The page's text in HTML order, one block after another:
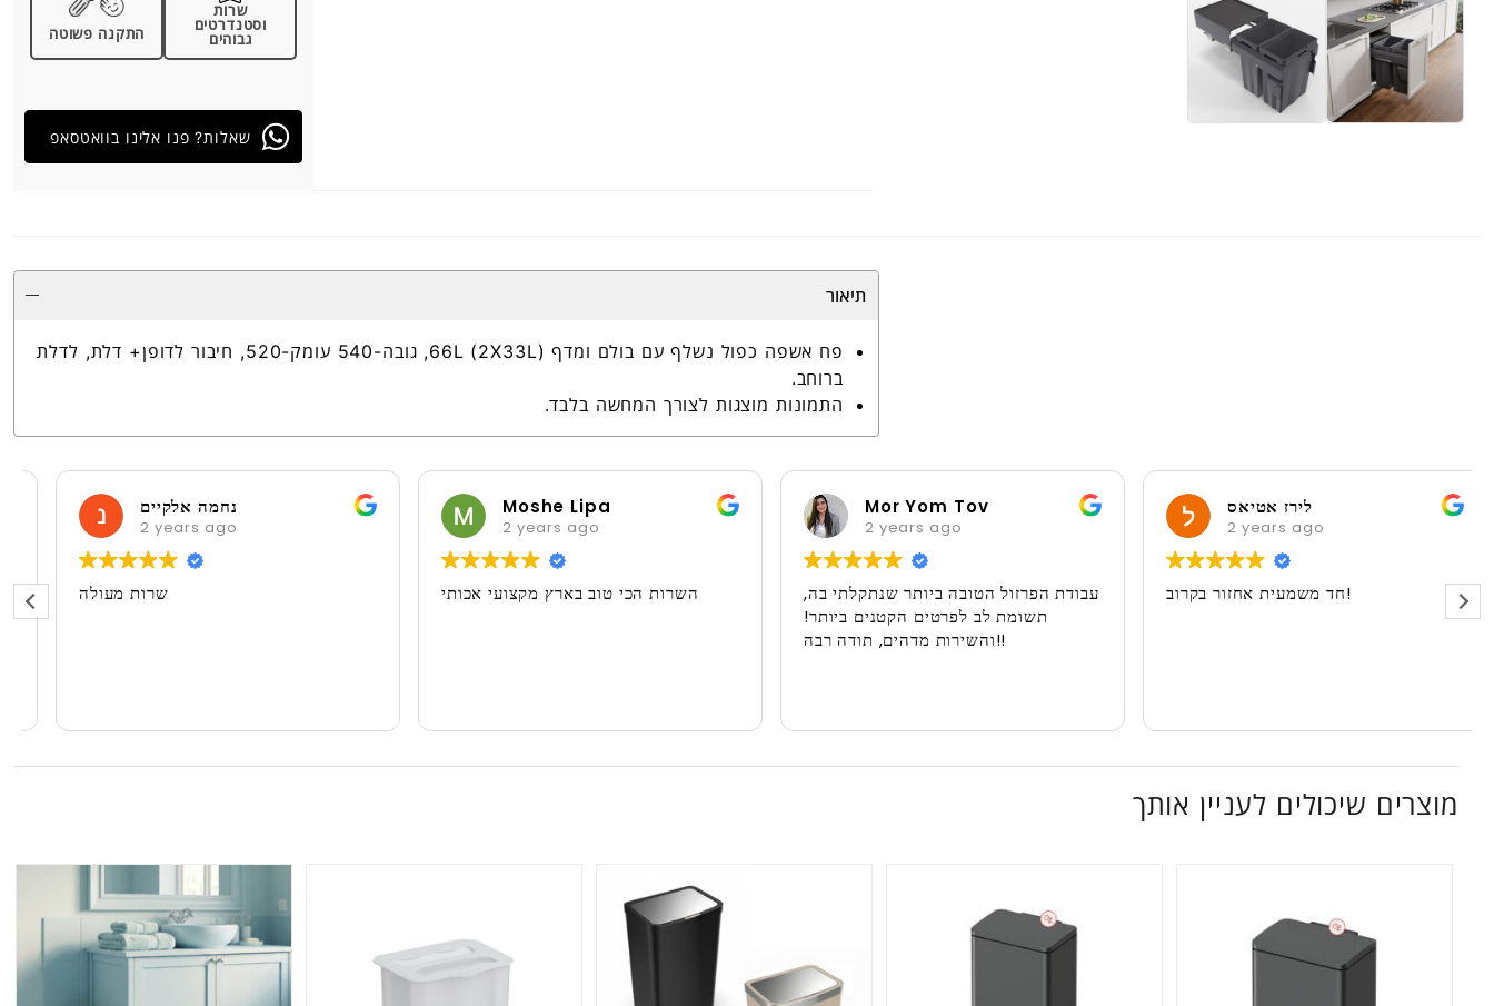
שרות
וסטנדרטים
גבוהים
התקנה פשוטה
שאלות? פנו אלינו בוואטסאפ
תיאור
פח אשפה כפול נשלף עם בולם ומדף 66L (2X33L), גובה-540 עומק-520, חיבור לדופן+ דלת, לדלת
ברוחב.
התמונות מוצגות לצורך המחשה בלבד.
נחמה אלקיים
2 years ago
שרות מעולה
Moshe Lipa
2 years ago
השרות הכי טוב בארץ מקצועי אכותי
Mor Yom Tov
2 years ago
עבודת הפרזול הטובה ביותר שנתקלתי בה,
תשומת לב לפרטים הקטנים ביותר!
והשירות מדהים, תודה רבה!!
לירז אטיאס
2 years ago
חד משמעית אחזור בקרוב!
מוצרים שיכולים לעניין אותך